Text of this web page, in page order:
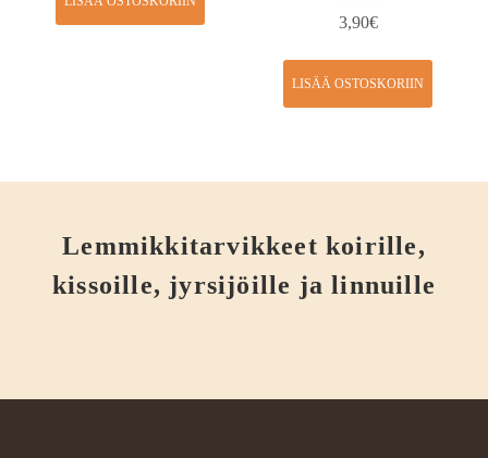
3,90€
LISÄÄ OSTOSKORIIN
Lemmikkitarvikkeet koirille,
kissoille, jyrsijöille ja linnuille